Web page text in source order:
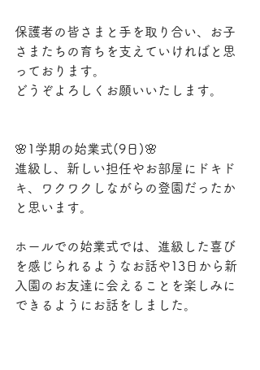
保護者の皆さまと手を取り合い、お子
さまたちの育ちを支えていければと思
っております。
どうぞよろしくお願いいたします。
🌸1学期の始業式(9日)🌸
進級し、新しい担任やお部屋にドキド
キ、ワクワクしながらの登園だったか
と思います。
ホールでの始業式では、進級した喜び
を感じられるようなお話や13日から新
入園のお友達に会えることを楽しみに
できるようにお話をしました。